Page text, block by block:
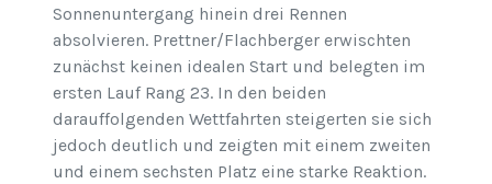
Sonnenuntergang hinein drei Rennen
absolvieren. Prettner/Flachberger erwischten
zunächst keinen idealen Start und belegten im
ersten Lauf Rang 23. In den beiden
darauffolgenden Wettfahrten steigerten sie sich
jedoch deutlich und zeigten mit einem zweiten
und einem sechsten Platz eine starke Reaktion.